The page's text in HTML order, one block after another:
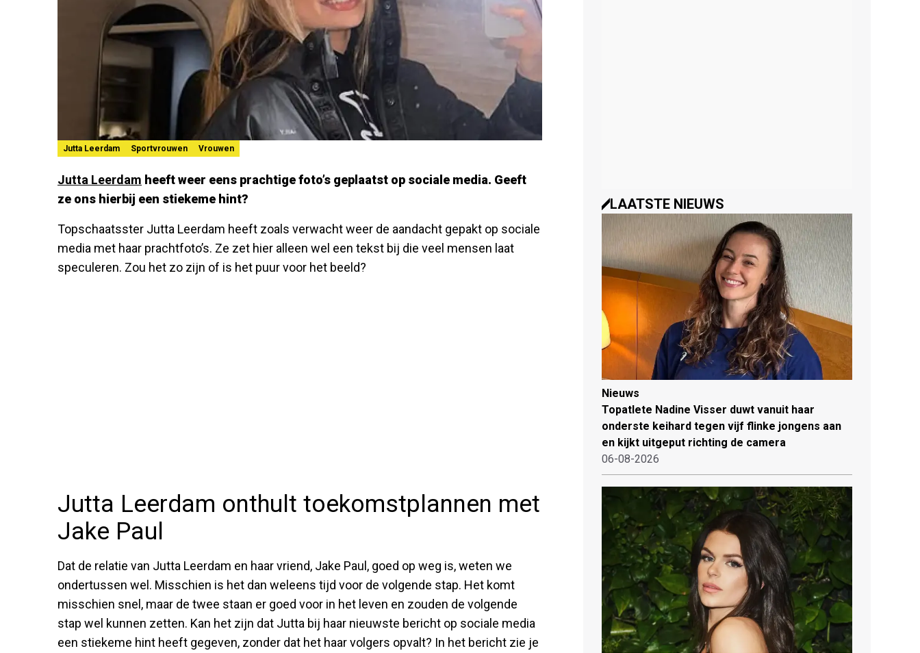
Jutta Leerdam Sportvrouwen Vrouwen
Jutta Leerdam heeft weer eens prachtige foto’s geplaatst op sociale media. Geeft
ze ons hierbij een stiekeme hint?
Topschaatsster Jutta Leerdam heeft zoals verwacht weer de aandacht gepakt op sociale
media met haar prachtfoto’s. Ze zet hier alleen wel een tekst bij die veel mensen laat
speculeren. Zou het zo zijn of is het puur voor het beeld?
Jutta Leerdam onthult toekomstplannen met
Jake Paul
Dat de relatie van Jutta Leerdam en haar vriend, Jake Paul, goed op weg is, weten we
ondertussen wel. Misschien is het dan weleens tijd voor de volgende stap. Het komt
misschien snel, maar de twee staan er goed voor in het leven en zouden de volgende
stap wel kunnen zetten. Kan het zijn dat Jutta bij haar nieuwste bericht op sociale media
een stiekeme hint heeft gegeven, zonder dat het haar volgers opvalt? In het bericht zie je
LAATSTE NIEUWS
Nieuws
Topatlete Nadine Visser duwt vanuit haar
onderste keihard tegen vijf flinke jongens aan
en kijkt uitgeput richting de camera
06-08-2026